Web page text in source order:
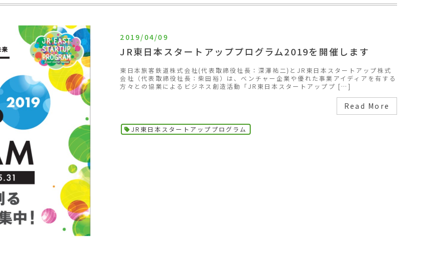
2019/04/09
JR東日本スタートアッププログラム2019を開催します
東日本旅客鉄道株式会社(代表取締役社長：深澤祐二)とJR東日本スタートアップ株式
会社（代表取締役社長：柴田裕）は、ベンチャー企業や優れた事業アイディアを有する
方々との協業によるビジネス創造活動「JR東日本スタートアッププ […]
Read More
JR東日本スタートアッププログラム